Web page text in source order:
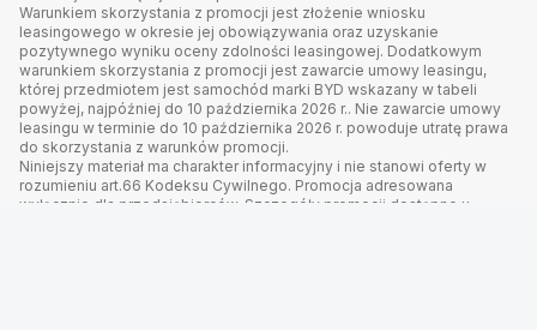
Warunkiem skorzystania z promocji jest złożenie wniosku
leasingowego w okresie jej obowiązywania oraz uzyskanie
pozytywnego wyniku oceny zdolności leasingowej. Dodatkowym
warunkiem skorzystania z promocji jest zawarcie umowy leasingu,
której przedmiotem jest samochód marki BYD wskazany w tabeli
powyżej, najpóźniej do 10 października 2026 r.. Nie zawarcie umowy
leasingu w terminie do 10 października 2026 r. powoduje utratę prawa
do skorzystania z warunków promocji.
Niniejszy materiał ma charakter informacyjny i nie stanowi oferty w
rozumieniu art.66 Kodeksu Cywilnego. Promocja adresowana
wyłącznie dla przedsiębiorców. Szczegóły promocji dostępne u